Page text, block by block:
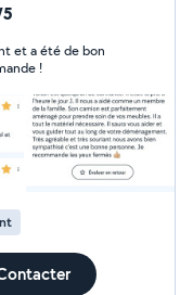
et a été de bon
!